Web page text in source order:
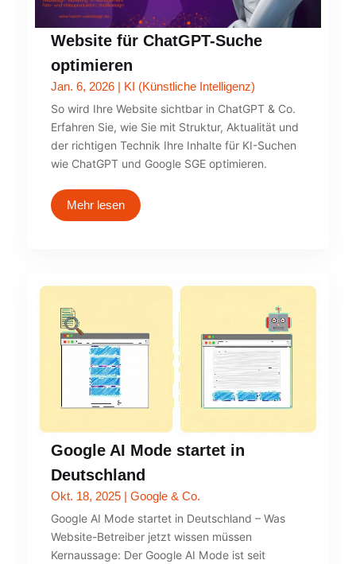
Website für ChatGPT-Suche
optimieren
Jan. 6, 2026| KI (Künstliche Intelligenz)
So wird Ihre Website sichtbar in ChatGPT & Co.
Erfahren Sie, wie Sie mit Struktur, Aktualität und
der richtigen Technik Ihre Inhalte für KI-Suchen
wie ChatGPT und Google SGE optimieren.
Mehr lesen
Google AI Mode startet in
Deutschland
Okt. 18, 2025| Google & Co.
Google AI Mode startet in Deutschland – Was
Website-Betreiber jetzt wissen müssen
Kernaussage: Der Google AI Mode ist seit